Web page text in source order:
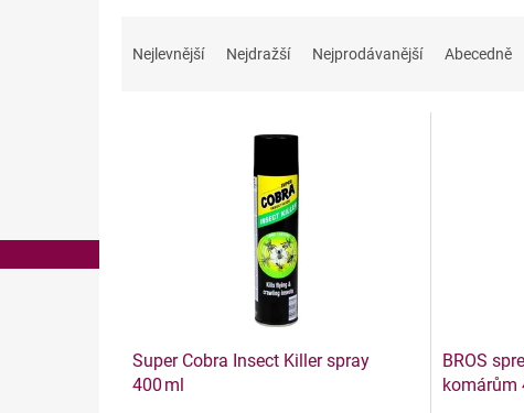
Nejlevnější Nejdražší Nejprodávanější Abecedně
Super Cobra Insect Killer spray
400 ml
BROS
komárům